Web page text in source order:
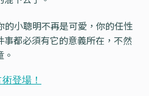
的小聰明不再是可愛，你的任性
都必須有它的意義所在，不然